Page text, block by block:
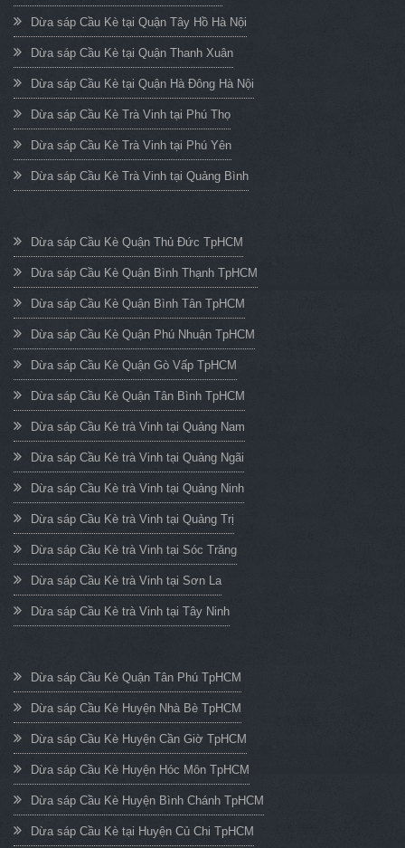
Dừa sáp Cầu Kè tại Quận Tây Hồ Hà Nội
Dừa sáp Cầu Kè tại Quận Thanh Xuân
Dừa sáp Cầu Kè tại Quận Hà Đông Hà Nội
Dừa sáp Cầu Kè Trà Vinh tại Phú Thọ
Dừa sáp Cầu Kè Trà Vinh tại Phú Yên
Dừa sáp Cầu Kè Trà Vinh tại Quảng Bình
Dừa sáp Cầu Kè Quận Thủ Đức TpHCM
Dừa sáp Cầu Kè Quận Bình Thạnh TpHCM
Dừa sáp Cầu Kè Quận Bình Tân TpHCM
Dừa sáp Cầu Kè Quận Phú Nhuận TpHCM
Dừa sáp Cầu Kè Quận Gò Vấp TpHCM
Dừa sáp Cầu Kè Quận Tân Bình TpHCM
Dừa sáp Cầu Kè trà Vinh tại Quảng Nam
Dừa sáp Cầu Kè trà Vinh tại Quảng Ngãi
Dừa sáp Cầu Kè trà Vinh tại Quảng Ninh
Dừa sáp Cầu Kè trà Vinh tại Quảng Trị
Dừa sáp Cầu Kè trà Vinh tại Sóc Trăng
Dừa sáp Cầu Kè trà Vinh tại Sơn La
Dừa sáp Cầu Kè trà Vinh tại Tây Ninh
Dừa sáp Cầu Kè Quận Tân Phú TpHCM
Dừa sáp Cầu Kè Huyện Nhà Bè TpHCM
Dừa sáp Cầu Kè Huyện Cần Giờ TpHCM
Dừa sáp Cầu Kè Huyện Hóc Môn TpHCM
Dừa sáp Cầu Kè Huyện Bình Chánh TpHCM
Dừa sáp Cầu Kè tại Huyện Củ Chi TpHCM